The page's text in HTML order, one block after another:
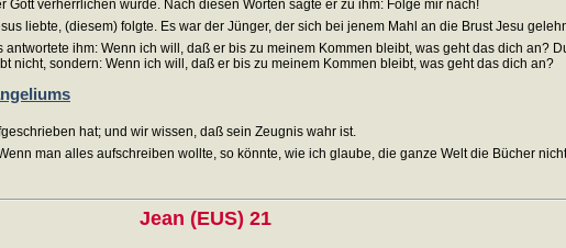
Gott verherrlichen würde. Nach diesen Worten sagte er zu ihm: Folge mir nach!
liebte, (diesem) folgte. Es war der Jünger, der sich bei jenem Mahl an die Brust Jesu
antwortete ihm: Wenn ich will, daß er bis zu meinem Kommen bleibt, was geht das dich an?
nicht, sondern: Wenn ich will, daß er bis zu meinem Kommen bleibt, was geht das dich an?
hat; und wir wissen, daß sein Zeugnis wahr ist.
man alles aufschreiben wollte, so könnte, wie ich glaube, die ganze Welt die Bücher
Jean (EUS) 21